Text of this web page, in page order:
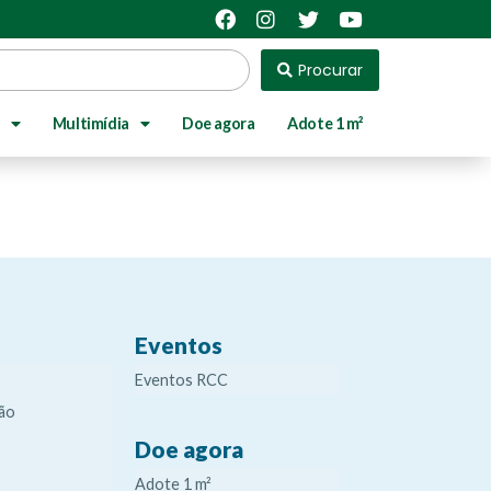
Procurar
Multimídia Doe agora Adote 1 m²
Eventos
Eventos RCC
Doe agora
Adote 1 m²